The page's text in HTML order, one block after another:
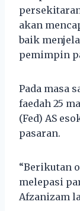
akan
baik
pemimpin
Pada masa
faedah 25
(Fed) AS
pasaran.
“Berikutan
melepasi
Afzanizam